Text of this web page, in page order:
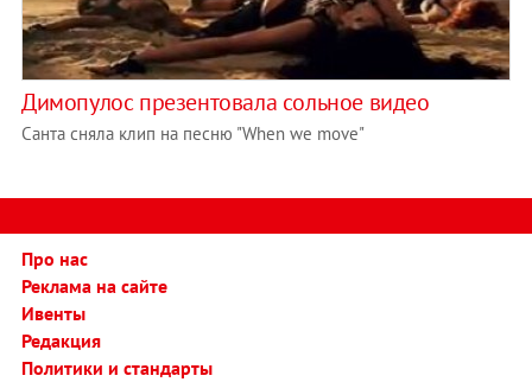
Димопулос презентовала сольное видео
Санта сняла клип на песню "When we move"
Про нас
Реклама на сайте
Ивенты
Редакция
Политики и стандарты